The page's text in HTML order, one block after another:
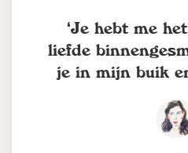
‘Je hebt me
liefde
je in mijn buik